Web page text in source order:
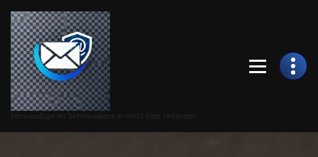
Skip
to
Content